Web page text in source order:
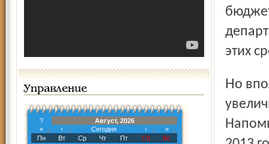
Управление
?
Август, 2026
«
‹ Сегодня ›
»
Пн
Вт Ср Чт Пт Сб Вс
этих
Но вполне возможно, что нынешний отопительный сезон